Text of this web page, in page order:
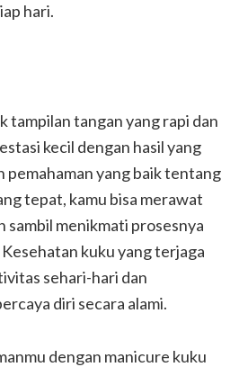
hari.
tampilan tangan yang rapi dan
kecil dengan hasil yang
pemahaman yang baik tentang
tepat, kamu bisa merawat
sambil menikmati prosesnya
kuku yang terjaga
sehari-hari dan
diri secara alami.
dengan manicure kuku